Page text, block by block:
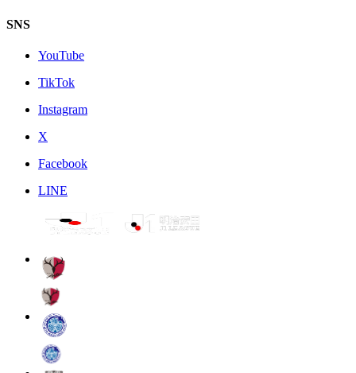
SNS
YouTube
TikTok
Instagram
X
Facebook
LINE